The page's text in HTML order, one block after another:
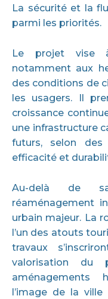
La sécurité et la
parmi les priorités.
Le projet vise
notamment aux
des conditions de
les usagers. Il
croissance
une infrastructure
futurs, selon des
efficacité et
Au-delà de
réaménagement
urbain majeur. La
l’un des atouts
travaux
valorisation du
aménagements
l’image de la